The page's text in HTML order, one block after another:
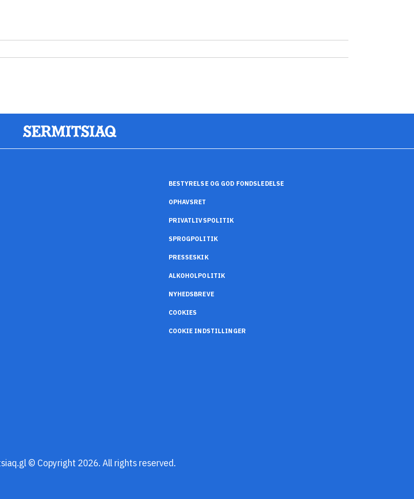
BESTYRELSE OG GOD FONDSLEDELSE
OPHAVSRET
PRIVATLIVSPOLITIK
SPROGPOLITIK
PRESSESKIK
ALKOHOLPOLITIK
NYHEDSBREVE
COOKIES
COOKIE INDSTILLINGER
© Copyright 2026. All rights reserved.